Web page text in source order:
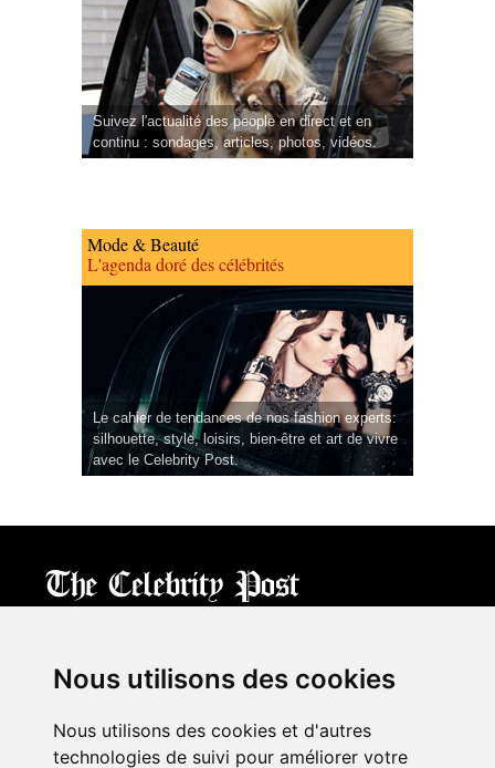
Nous utilisons des cookies
Nous utilisons des cookies et d'autres
technologies de suivi pour améliorer votre
Suivez l'actualité des people en direct et en
continu : sondages, articles, photos, vidéos.
Mode & Beauté
L'agenda doré des célébrités
Le cahier de tendances de nos fashion experts:
silhouette, style, loisirs, bien-être et art de vivre
avec le Celebrity Post.
Terms of Use| Privacy|Cookies Policy (Mes préférences)
À propos